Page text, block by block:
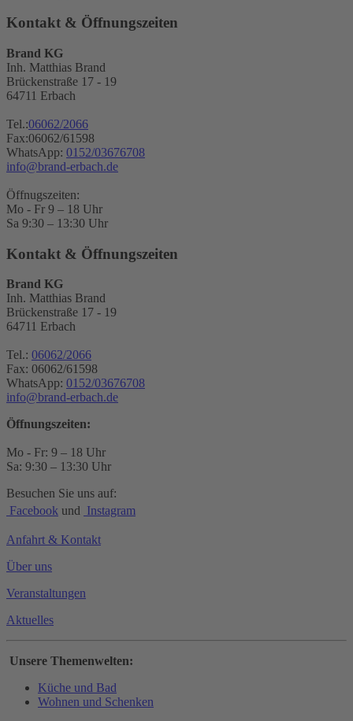
Kontakt & Öffnungszeiten
Brand KG
Inh. Matthias Brand
Brückenstraße 17 - 19
64711 Erbach
Tel.:06062/2066
Fax:06062/61598
WhatsApp: 0152/03676708
info@brand-erbach.de
Öffnugszeiten:
Mo - Fr 9 – 18 Uhr
Sa 9:30 – 13:30 Uhr
Kontakt & Öffnungszeiten
Brand KG
Inh. Matthias Brand
Brückenstraße 17 - 19
64711 Erbach
Tel.: 06062/2066
Fax: 06062/61598
WhatsApp: 0152/03676708
info@brand-erbach.de
Öffnungszeiten:
Mo - Fr: 9 – 18 Uhr
Sa: 9:30 – 13:30 Uhr
Besuchen Sie uns auf:
Facebook und Instagram
Anfahrt & Kontakt
Über uns
Veranstaltungen
Aktuelles
Unsere Themenwelten:
Küche und Bad
Wohnen und Schenken